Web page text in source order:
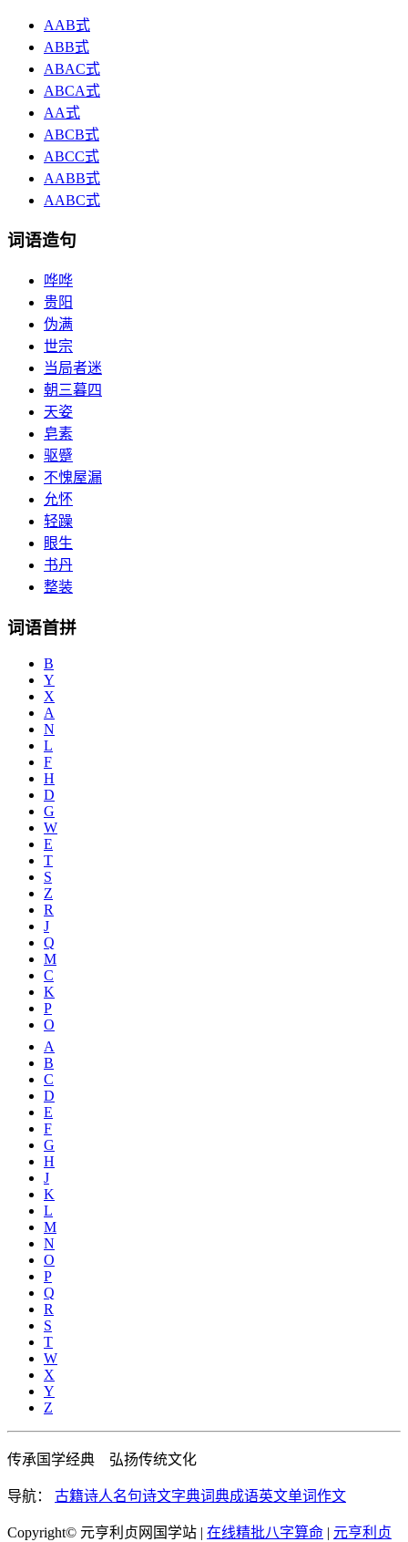
AAB式
ABB式
ABAC式
ABCA式
AA式
ABCB式
ABCC式
AABB式
AABC式
词语造句
哗哗
贵阳
伪满
世宗
当局者迷
朝三暮四
天姿
皂素
驱蹙
不愧屋漏
允怀
轻躁
眼生
书丹
整装
词语首拼
B
Y
X
A
N
L
F
H
D
G
W
E
T
S
Z
R
J
Q
M
C
K
P
O
A
B
C
D
E
F
G
H
J
K
L
M
N
O
P
Q
R
S
T
W
X
Y
Z
传承国学经典 弘扬传统文化
导航： 古籍诗人名句诗文字典词典成语英文单词作文
Copyright© 元亨利贞网国学站 | 在线精批八字算命 | 元亨利贞